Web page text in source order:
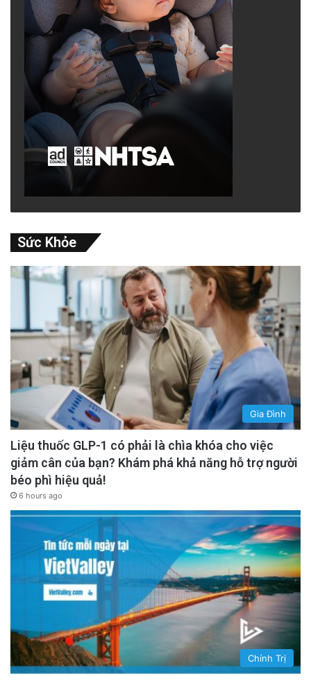
Sức Khỏe
Gia Đình
Liệu thuốc GLP-1 có phải là chìa khóa cho việc
giảm cân của bạn? Khám phá khả năng hỗ trợ người
béo phì hiệu quả!
6 hours ago
Chính Trị